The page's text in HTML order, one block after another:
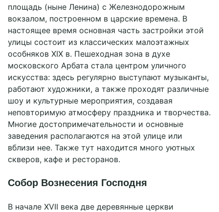
площадь (ныне Ленина) с Железнодорожным
вокзалом, построенном в царские времена. В
настоящее время основная часть застройки этой
улицы состоит из классических малоэтажных
особняков XIX в. Пешеходная зона в духе
московского Арбата стала центром уличного
искусства: здесь регулярно выступают музыканты,
работают художники, а также проходят различные
шоу и культурные мероприятия, создавая
неповторимую атмосферу праздника и творчества.
Многие достопримечательности и основные
заведения располагаются на этой улице или
вблизи нее. Также тут находится много уютных
скверов, кафе и ресторанов.
Собор Вознесения Господня
В начале XVII века две деревянные церкви